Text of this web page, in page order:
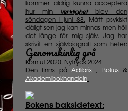
kommer aldrig kunna acceptera
hur min
Verklighetblev den
söndagen i juni 88. Mått psykiskt
dåligt sen jag kan minnas men höll
det länge för mig själv. Jag har
skrivit en självbiografi som heter:
Genomskinlig grå
Kom ut 2020. Nytryck 2024
Den finns på Adlibris , Bokus&
Akademibokhandeln.
Bokens baksidetext: